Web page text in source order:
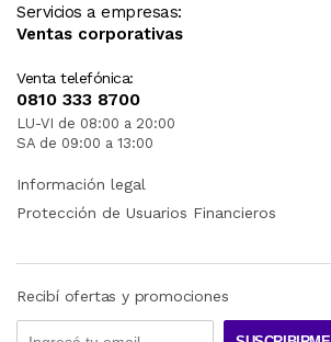
Servicios a empresas:
Ventas corporativas
Venta telefónica:
0810 333 8700
LU-VI de 08:00 a 20:00
SA de 09:00 a 13:00
Información legal
Protección de Usuarios Financieros
Recibí ofertas y promociones